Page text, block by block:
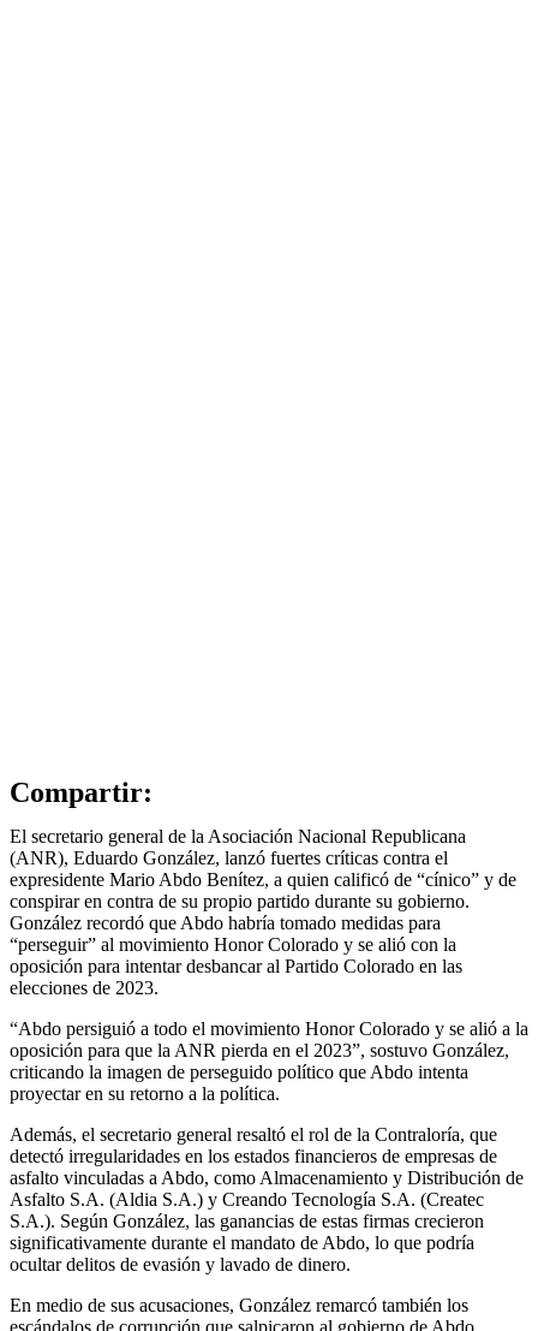
Compartir:
El secretario general de la Asociación Nacional Republicana
(ANR), Eduardo González, lanzó fuertes críticas contra el
expresidente Mario Abdo Benítez, a quien calificó de “cínico” y de
conspirar en contra de su propio partido durante su gobierno.
González recordó que Abdo habría tomado medidas para
“perseguir” al movimiento Honor Colorado y se alió con la
oposición para intentar desbancar al Partido Colorado en las
elecciones de 2023.
“Abdo persiguió a todo el movimiento Honor Colorado y se alió a la
oposición para que la ANR pierda en el 2023”, sostuvo González,
criticando la imagen de perseguido político que Abdo intenta
proyectar en su retorno a la política.
Además, el secretario general resaltó el rol de la Contraloría, que
detectó irregularidades en los estados financieros de empresas de
asfalto vinculadas a Abdo, como Almacenamiento y Distribución de
Asfalto S.A. (Aldia S.A.) y Creando Tecnología S.A. (Createc
S.A.). Según González, las ganancias de estas firmas crecieron
significativamente durante el mandato de Abdo, lo que podría
ocultar delitos de evasión y lavado de dinero.
En medio de sus acusaciones, González remarcó también los
escándalos de corrupción que salpicaron al gobierno de Abdo